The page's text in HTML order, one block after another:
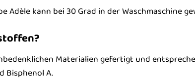
Adèle kann bei 30 Grad in der Waschmaschine
Materialien gefertigt und
Bisphenol A.